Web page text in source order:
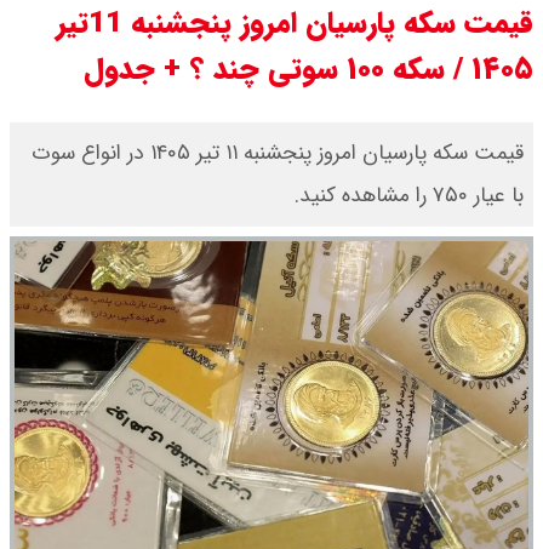
قیمت سکه پارسیان امروز پنجشنبه 11تیر
۱۴۰۵ / سکه ۱۰۰ سوتی چند ؟ + جدول
قیمت سکه پارسیان امروز پنجشنبه ۱۱ تیر ۱۴۰۵ در انواع سوت
با عیار ۷۵۰ را مشاهده کنید.